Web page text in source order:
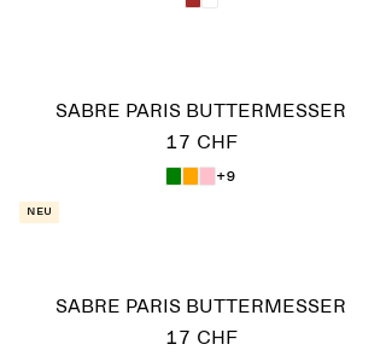
SABRE PARIS BUTTERMESSER
17 CHF
+9
Neu
SABRE PARIS BUTTERMESSER
17 CHF